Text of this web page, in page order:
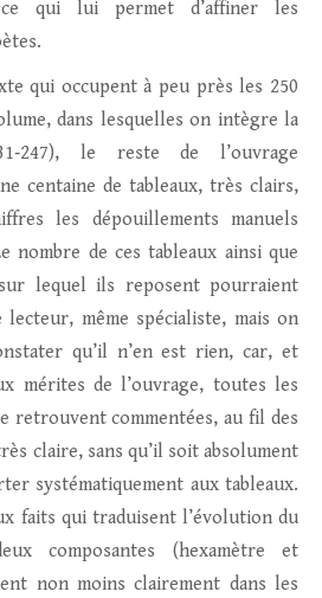
qui lui permet d’affiner les
qui occupent à peu près les 250
dans lesquelles on intègre la
le reste de l’ouvrage
centaine de tableaux, très clairs,
les dépouillements manuels
nombre de ces tableaux ainsi que
lequel ils reposent pourraient
même spécialiste, mais on
qu’il n’en est rien, car, et
mérites de l’ouvrage, toutes les
retrouvent commentées, au fil des
claire, sans qu’il soit absolument
systématiquement aux tableaux.
faits qui traduisent l’évolution du
composantes (hexamètre et
non moins clairement dans les